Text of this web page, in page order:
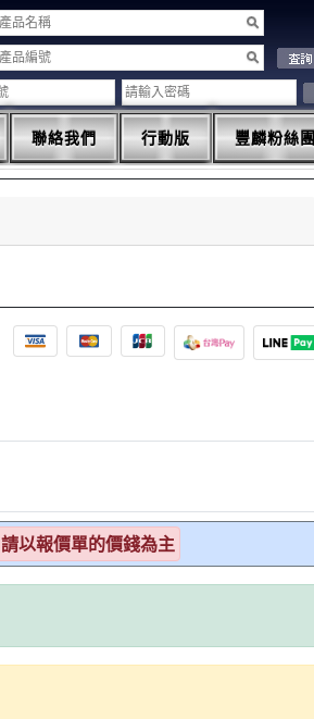
聯絡我們 行動版 豐麟粉絲團
請以報價單的價錢為主